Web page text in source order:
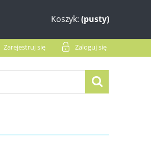
Koszyk: (pusty)
Zarejestruj się Zaloguj się